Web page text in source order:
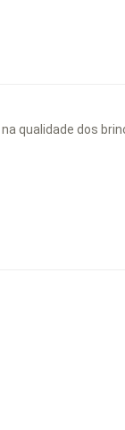
qualidade dos